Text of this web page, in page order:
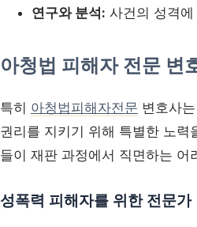
연구와 분석: 사건의 성격
아청법 피해자 전문 변
특히 아청법피해자전문 변호사
권리를 지키기 위해 특별한 노
들이 재판 과정에서 직면하는 어
성폭력 피해자를 위한 전문가